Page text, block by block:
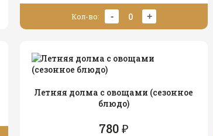
Кол-во: - 0 +
Летняя долма с овощами (сезонное
блюдо)
780 ₽